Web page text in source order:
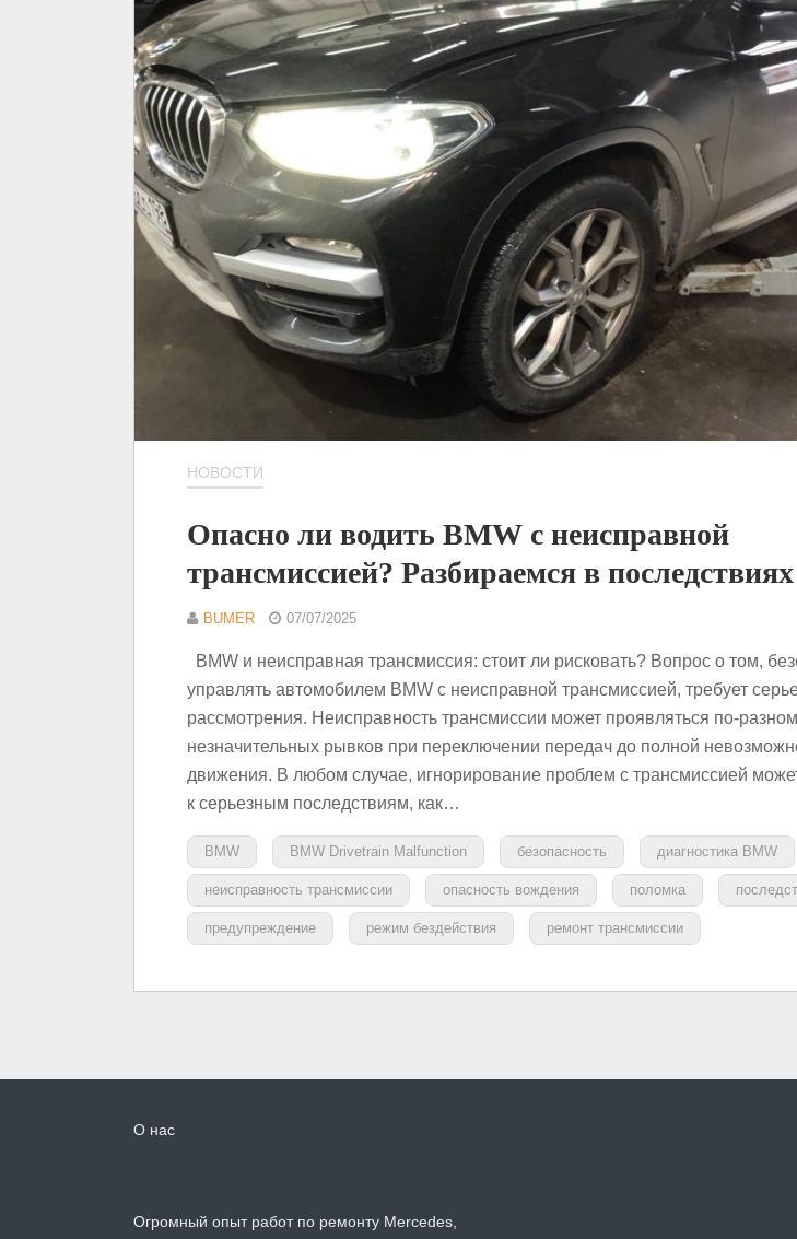
НОВОСТИ
Опасно ли водить BMW с неисправной
трансмиссией? Разбираемся в последствиях
BUMER 07/07/2025
BMW и неисправная трансмиссия: стоит ли рисковать? Вопрос о том,
управлять автомобилем BMW с неисправной трансмиссией, требует
рассмотрения. Неисправность трансмиссии может проявляться по-
незначительных рывков при переключении передач до полной
движения. В любом случае, игнорирование проблем с трансмиссией
к серьезным последствиям, как…
BMW BMW Drivetrain Malfunction безопасность диагностика BMW
неисправность трансмиссии опасность вождения поломка
предупреждение режим бездействия ремонт трансмиссии
О нас
Огромный опыт работ по ремонту Mercedes,